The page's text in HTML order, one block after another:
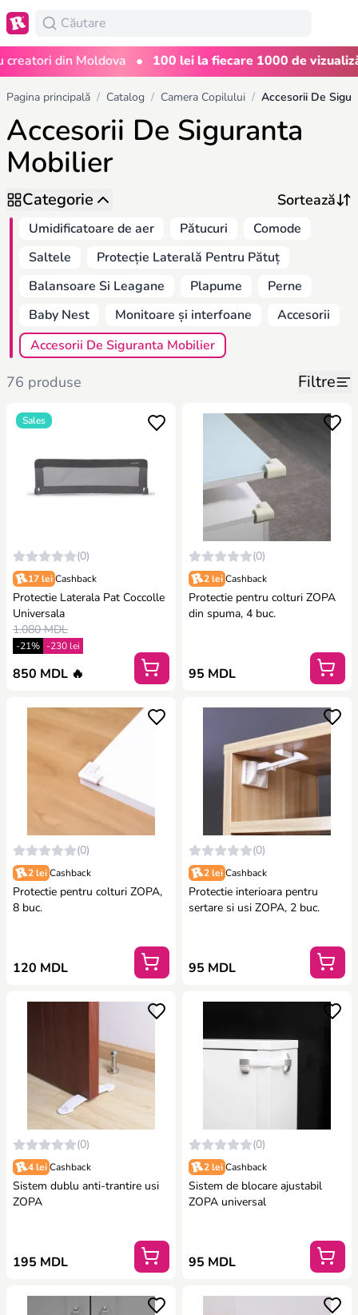
din Moldova • 100 lei la fiecare 1000 de vizualizări
Pagina principală / Catalog / Camera Copilului /
Accesorii De Siguranta
Mobilier
Categorie
Umidificatoare de aer Pătucuri
Comode
Saltele
Protecție Laterală Pentru Pătuț
Balansoare Si Leagane
Plapume
Perne
Baby Nest
Monitoare și interfoane
Accesorii
Accesorii De Siguranta Mobilier
76 produse Filtre
Sales
(0)
17 lei Cashback
Protectie Laterala Pat Coccolle
Universala
1.080 MDL
-21% -230 lei
850 MDL 🔥
(0)
2 lei Cashback
Protectie pentru colturi ZOPA
din spuma, 4 buc.
95 MDL
(0)
2 lei Cashback
Protectie pentru colturi ZOPA,
8 buc.
120 MDL
(0)
2 lei Cashback
Protectie interioara pentru
sertare si usi ZOPA, 2 buc.
95 MDL
(0)
4 lei Cashback
Sistem dublu anti-trantire usi
ZOPA
195 MDL
(0)
2 lei Cashback
Sistem de blocare ajustabil
ZOPA universal
95 MDL